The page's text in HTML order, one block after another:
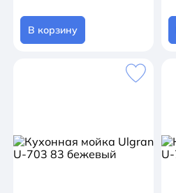
В корзину